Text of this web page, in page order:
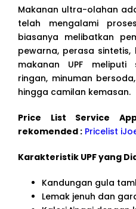
Makanan ultra-olahan
telah mengalami
biasanya melibatkan
pewarna, perasa sintetis,
makanan UPF meliputi
ringan, minuman
hingga camilan kemasan.
Price List Service
rekomended : Pricelist
Karakteristik UPF yang
Kandungan gula
Lemak jenuh dan